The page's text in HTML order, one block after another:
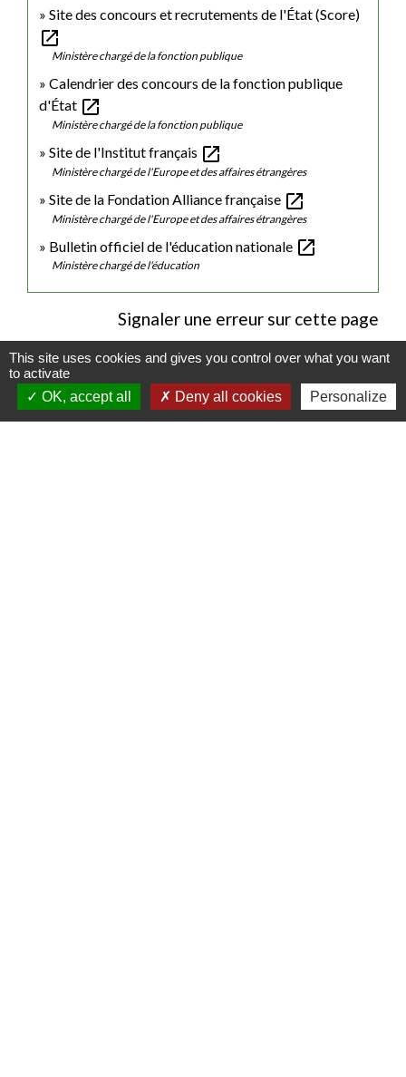
Site des concours et recrutements de l'État (Score)
open_in_new
Ministère chargé de la fonction publique
Calendrier des concours de la fonction publique
d'État open_in_new
Ministère chargé de la fonction publique
Site de l'Institut français open_in_new
Ministère chargé de l'Europe et des affaires étrangères
Site de la Fondation Alliance française open_in_new
Ministère chargé de l'Europe et des affaires étrangères
Bulletin officiel de l'éducation nationale open_in_new
Ministère chargé de l'éducation
Signaler une erreur sur cette page
Contacts
This site uses cookies and gives you control over what you want
to activate
OK, accept all
Deny all cookies Personalize